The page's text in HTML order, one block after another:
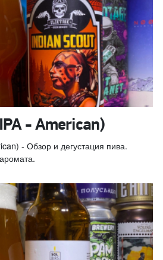
- American)
- Обзор и дегустация пива.